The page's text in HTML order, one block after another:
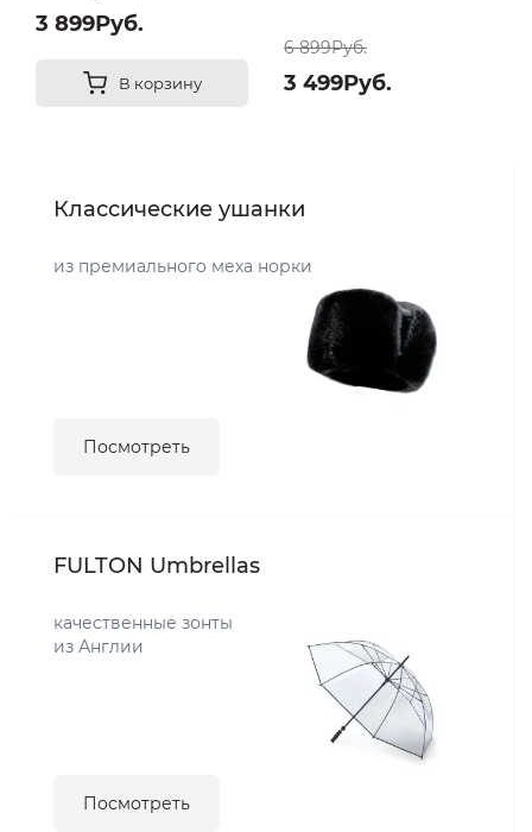
3 899Руб.
В корзину
6 899Руб.
3 499Руб.
Классические ушанки
из премиального меха норки
Посмотреть
FULTON Umbrellas
качественные зонты
из Англии
Посмотреть